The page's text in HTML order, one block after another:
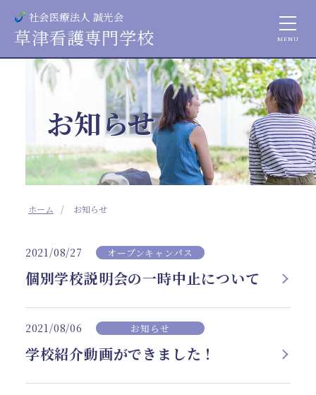
お知らせ
ホーム お知らせ
社会医療法人 誠光会
草津看護専門学校
2021/08/27 オープンキャンパス
個別学校説明会の一時中止について
2021/08/06 お知らせ
学校紹介動画ができました！